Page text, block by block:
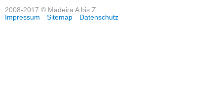
2008-2017 © Madeira A bis Z
Impressum
Sitemap Datenschutz